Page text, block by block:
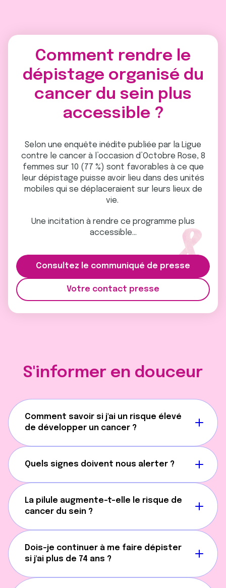
Comment rendre le
dépistage organisé du
cancer du sein plus
accessible ?
Selon une enquête inédite publiée par la Ligue
contre le cancer à l’occasion d’Octobre Rose, 8
femmes sur 10 (77 %) sont favorables à ce que
leur dépistage puisse avoir lieu dans des unités
mobiles qui se déplaceraient sur leurs lieux de
vie.
Une incitation à rendre ce programme plus
accessible…
Consultez le communiqué de presse
Votre contact presse
S'informer en douceur
Comment savoir si j'ai un risque élevé
de développer un cancer ?
Quels signes doivent nous alerter ?
La pilule augmente-t-elle le risque de
cancer du sein ?
Dois-je continuer à me faire dépister
si j'ai plus de 74 ans ?